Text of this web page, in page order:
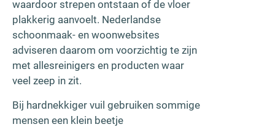
waardoor strepen ontstaan of de vloer
plakkerig aanvoelt. Nederlandse
schoonmaak- en woonwebsites
adviseren daarom om voorzichtig te zijn
met allesreinigers en producten waar
veel zeep in zit.
Bij hardnekkiger vuil gebruiken sommige
mensen een klein beetje